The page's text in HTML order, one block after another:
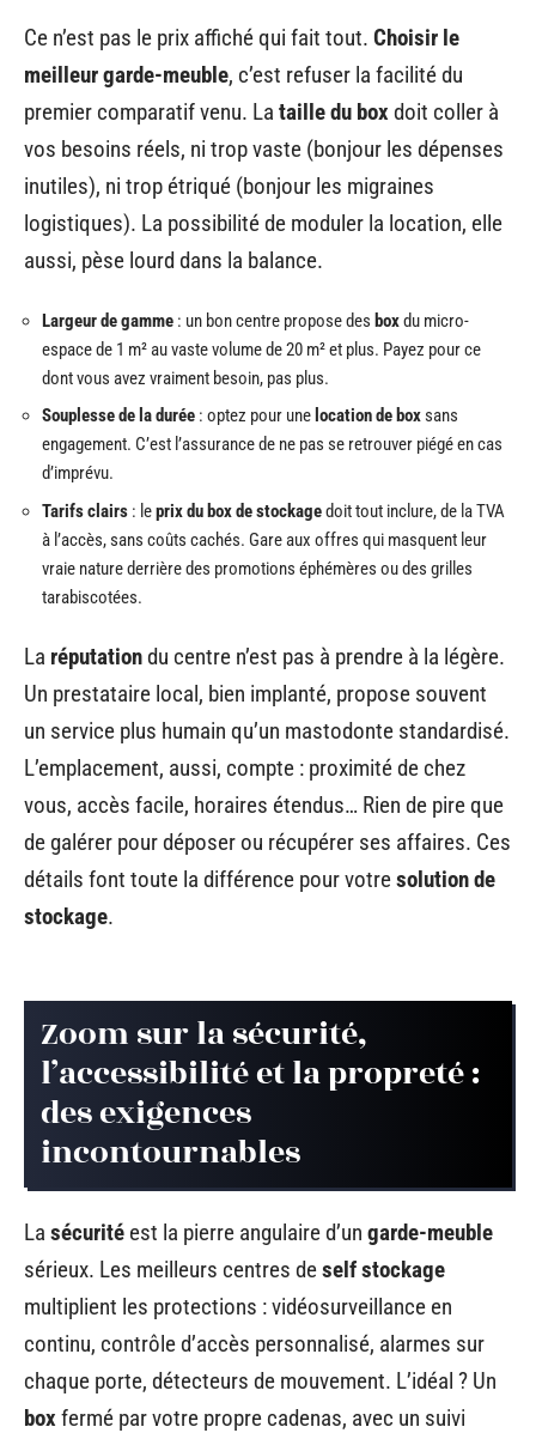
Ce n’est pas le prix affiché qui fait tout. Choisir le
meilleur garde-meuble, c’est refuser la facilité du
premier comparatif venu. La taille du boxdoit coller à
vos besoins réels, ni trop vaste (bonjour les dépenses
inutiles), ni trop étriqué (bonjour les migraines
logistiques). La possibilité de moduler la location, elle
aussi, pèse lourd dans la balance.
Largeur de gamme : un bon centre propose des boxdu micro-
espace de 1 m² au vaste volume de 20 m² et plus. Payez pour ce
dont vous avez vraiment besoin, pas plus.
Souplesse de la durée : optez pour une location de boxsans
engagement. C’est l’assurance de ne pas se retrouver piégé en cas
d’imprévu.
Tarifs clairs : leprix du box de stockagedoit tout inclure, de la TVA
à l’accès, sans coûts cachés. Gare aux offres qui masquent leur
vraie nature derrière des promotions éphémères ou des grilles
tarabiscotées.
La réputationdu centre n’est pas à prendre à la légère.
Un prestataire local, bien implanté, propose souvent
un service plus humain qu’un mastodonte standardisé.
L’emplacement, aussi, compte : proximité de chez
vous, accès facile, horaires étendus… Rien de pire que
de galérer pour déposer ou récupérer ses affaires. Ces
détails font toute la différence pour votresolution de
stockage.
Zoom sur la sécurité,
l’accessibilité et la propreté :
des exigences
incontournables
La sécurité est la pierre angulaire d’un garde-meuble
sérieux. Les meilleurs centres deself stockage
multiplient les protections : vidéosurveillance en
continu, contrôle d’accès personnalisé, alarmes sur
chaque porte, détecteurs de mouvement. L’idéal ? Un
boxfermé par votre propre cadenas, avec un suivi